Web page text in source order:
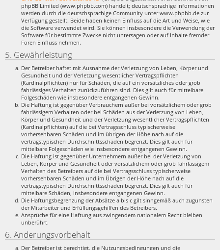
phpBB Limited (www.phpbb.com) handelt; deutschsprachige Informationen
werden durch die deutschsprachige Community unter www.phpbb.de zur
Verfügung gestellt. Beide haben keinen Einfluss auf die Art und Weise, wie
die Software verwendet wird. Sie können insbesondere die Verwendung der
Software für bestimmte Zwecke nicht untersagen oder auf Inhalte fremder
Foren Einfluss nehmen.
5. Gewährleistung
Der Betreiber haftet mit Ausnahme der Verletzung von Leben, Körper und
Gesundheit und der Verletzung wesentlicher Vertragspflichten
(Kardinalpflichten) nur für Schäden, die auf ein vorsätzliches oder grob
fahrlässiges Verhalten zurückzuführen sind. Dies gilt auch für mittelbare
Folgeschäden wie insbesondere entgangenen Gewinn.
Die Haftung ist gegenüber Verbrauchern außer bei vorsätzlichem oder grob
fahrlässigem Verhalten oder bei Schäden aus der Verletzung von Leben,
Körper und Gesundheit und der Verletzung wesentlicher Vertragspflichten
(Kardinalpflichten) auf die bei Vertragsschluss typischerweise
vorhersehbaren Schäden und im übrigen der Höhe nach auf die
vertragstypischen Durchschnittsschäden begrenzt. Dies gilt auch für
mittelbare Folgeschäden wie insbesondere entgangenen Gewinn.
Die Haftung ist gegenüber Unternehmern außer bei der Verletzung von
Leben, Körper und Gesundheit oder vorsätzlichem oder grob fahrlässigem
Verhalten des Betreibers auf die bei Vertragsschluss typischerweise
vorhersehbaren Schäden und im Übrigen der Höhe nach auf die
vertragstypischen Durchschnittsschäden begrenzt. Dies gilt auch für
mittelbare Schäden, insbesondere entgangenen Gewinn.
Die Haftungsbegrenzung der Absätze a bis c gilt sinngemäß auch zugunsten
der Mitarbeiter und Erfüllungsgehilfen des Betreibers.
Ansprüche für eine Haftung aus zwingendem nationalem Recht bleiben
unberührt.
6. Änderungsvorbehalt
Der Betreiber ist berechtigt, die Nutzungsbedingungen und die